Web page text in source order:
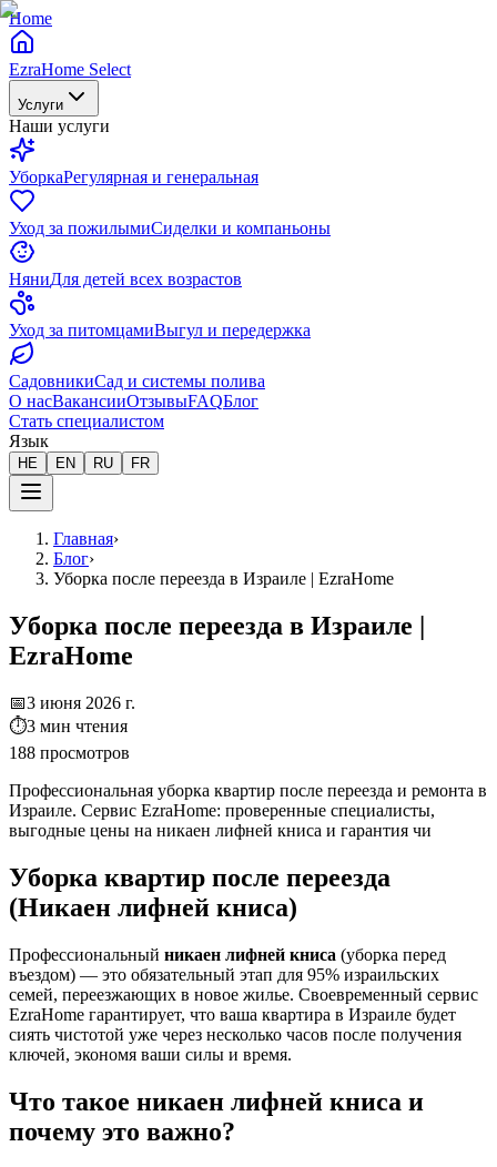
Home
EzraHome Select
Услуги
Наши услуги
УборкаРегулярная и генеральная
Уход за пожилымиСиделки и компаньоны
НяниДля детей всех возрастов
Уход за питомцамиВыгул и передержка
СадовникиСад и системы полива
О насВакансииОтзывыFAQБлог
Стать специалистом
Язык
HE EN RU FR
Главная›
Блог›
Уборка после переезда в Израиле | EzraHome
Уборка после переезда в Израиле |
EzraHome
📅3 июня 2026 г.
⏱3 мин чтения
188 просмотров
Профессиональная уборка квартир после переезда и ремонта в
Израиле. Сервис EzraHome: проверенные специалисты,
выгодные цены на никаен лифней книса и гарантия чи
Уборка квартир после переезда
(Никаен лифней книса)
Профессиональный никаен лифней книса (уборка перед
въездом) — это обязательный этап для 95% израильских
семей, переезжающих в новое жилье. Своевременный сервис
EzraHome гарантирует, что ваша квартира в Израиле будет
сиять чистотой уже через несколько часов после получения
ключей, экономя ваши силы и время.
Что такое никаен лифней книса и
почему это важно?